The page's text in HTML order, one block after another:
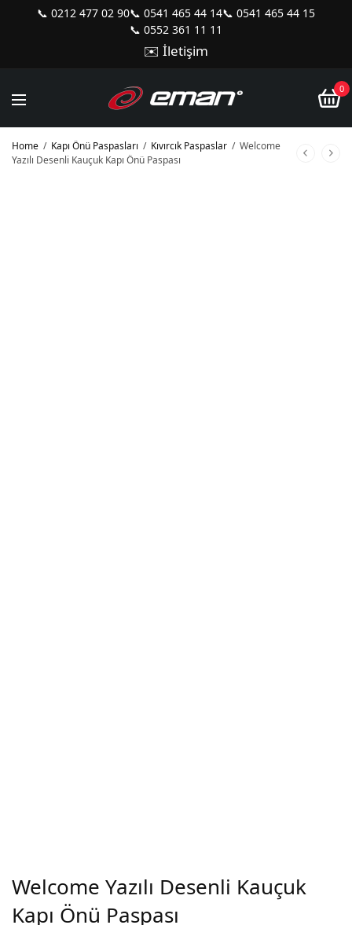
📞 0212 477 02 90📞 0541 465 44 14📞 0541 465 44 15
📞 0552 361 11 11
✉️ İletişim
0
Home / Kapı Önü Paspasları / Kıvırcık Paspaslar / Welcome
Yazılı Desenli Kauçuk Kapı Önü Paspası
Welcome Yazılı Desenli Kauçuk
Kapı Önü Paspası